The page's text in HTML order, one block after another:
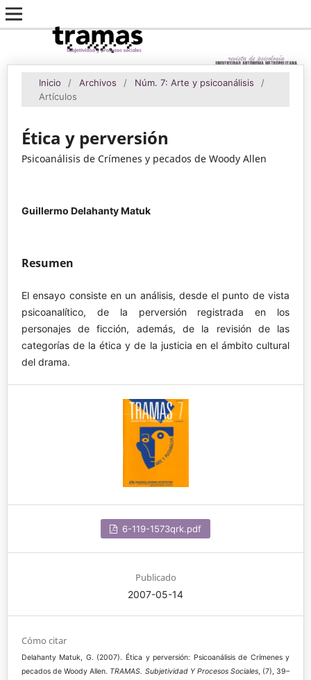
Inicio / Archivos / Núm. 7: Arte y psicoanálisis
/
Artículos
Ética y perversión
Psicoanálisis de Crímenes y pecados de Woody Allen
Guillermo Delahanty Matuk
Resumen
El ensayo consiste en un análisis, desde el punto de vista
psicoanalítico, de la perversión registrada en los
personajes de ficción, además, de la revisión de las
categorías de la ética y de la justicia en el ámbito cultural
del drama.
6-119-1573qrk.pdf
Publicado
2007-05-14
Cómo citar
Delahanty Matuk, G. (2007). Ética y perversión: Psicoanálisis de Crímenes y
pecados de Woody Allen. TRAMAS. Subjetividad Y Procesos Sociales, (7), 39–